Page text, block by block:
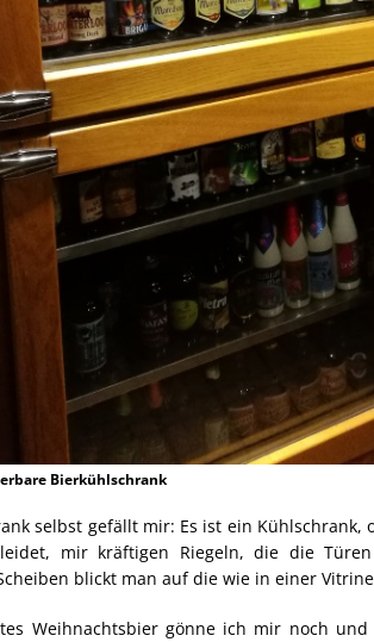
Bierkühlschrank
selbst gefällt mir: Es ist ein
mir kräftigen Riegeln, die die
blickt man auf die wie in einer
Weihnachtsbier gönne ich mir noch